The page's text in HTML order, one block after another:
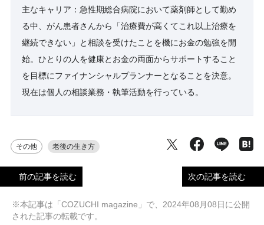
主なキャリア：急性期総合病院において薬剤師として勤め
る中、がん患者さんから「治療費が高くてこれ以上治療を
継続できない」と相談を受けたことを機にお金の勉強を開
始。ひとりの人を健康とお金の両面からサポートすること
を目標にファイナンシャルプランナーとなることを決意。
現在は個人の相談業務・執筆活動を行っている。
その他 老後の生き方
前の記事を読む 次の記事を読む
※本記事は「COZUCHI magazine」で、2024年08月08日に公開
された記事の転載です。